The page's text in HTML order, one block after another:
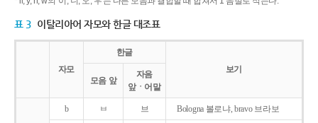
표 3 이탈리아어 자모와 한글 대조표
자모
한글
보기
모음 앞
자음
앞ㆍ어말
b ㅂ 브 Bologna 볼로냐, bravo 브라보